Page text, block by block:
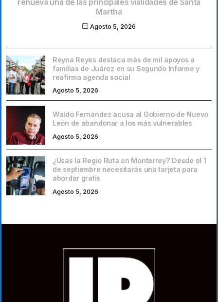
renueva una de las principales vialidades de Santa
Martha
Agosto 5, 2026
Reyna Reyes destaca más de mil apoyos a
familias de Juárez en su Segundo Informe y
reafirma agenda social
Agosto 5, 2026
Waldo Fernández acusa al Gobierno de Nuevo
León de abandonar a los más vulnerables
Agosto 5, 2026
¿Usas la Regio Ruta en Monterrey? Desde el 1
de septiembre necesitarás una tarjeta para
abordar gratis
Agosto 5, 2026